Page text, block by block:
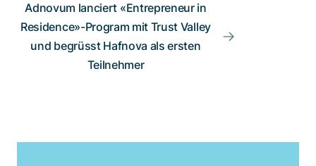
Adnovum lanciert «Entrepreneur in
Residence»-Program mit Trust Valley
und begrüsst Hafnova als ersten
Teilnehmer